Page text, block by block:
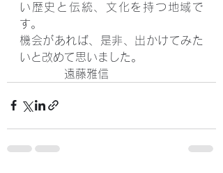
い歴史と伝統、文化を持つ地域で
す。
機会があれば、是非、出かけてみた
いと改めて思いました。
遠藤雅信